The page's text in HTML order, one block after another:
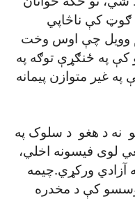
ګوټ کې ناڅاپي
وويل چې اوس وخت
په ځنګړې توګه په
غير متوازن پيمانه
د هغو د سلوک په
لوی فيسونه اخلي،
آزادي ورکړي.چيمه
کې د مخدره